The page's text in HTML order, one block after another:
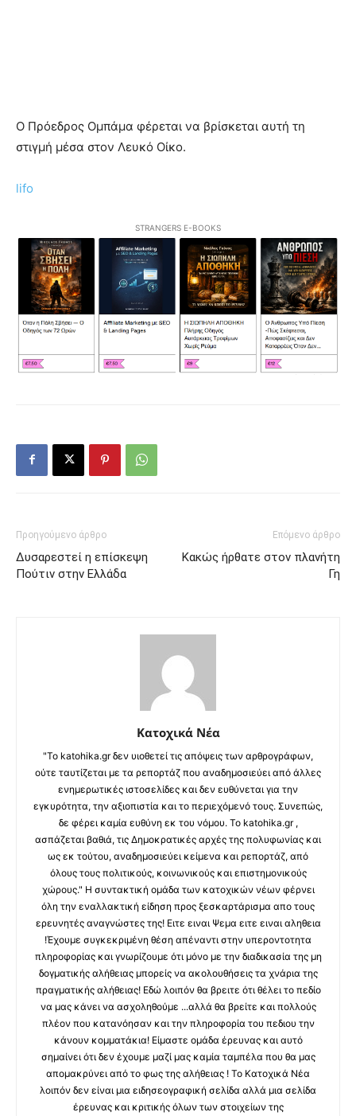
Ο Πρόεδρος Ομπάμα φέρεται να βρίσκεται αυτή τη
στιγμή μέσα στον Λευκό Οίκο.
lifo
STRANGERS E-BOOKS
Προηγούμενο άρθρο
Δυσαρεστεί η επίσκεψη
Πούτιν στην Ελλάδα
Επόμενο άρθρο
Κακώς ήρθατε στον πλανήτη
Γη
Κατοχικά Νέα
"Το katohika.gr δεν υιοθετεί τις απόψεις των αρθρογράφων,
ούτε ταυτίζεται με τα ρεπορτάζ που αναδημοσιεύει από άλλες
ενημερωτικές ιστοσελίδες και δεν ευθύνεται για την
εγκυρότητα, την αξιοπιστία και το περιεχόμενό τους. Συνεπώς,
δε φέρει καμία ευθύνη εκ του νόμου. Το katohika.gr ,
ασπάζεται βαθιά, τις Δημοκρατικές αρχές της πολυφωνίας και
ως εκ τούτου, αναδημοσιεύει κείμενα και ρεπορτάζ, από
όλους τους πολιτικούς, κοινωνικούς και επιστημονικούς
χώρους." Η συντακτική ομάδα των κατοχικών νέων φέρνει
όλη την εναλλακτική είδηση προς ξεσκαρτάρισμα απο τους
ερευνητές αναγνώστες της! Ειτε ειναι Ψεμα ειτε ειναι αληθεια
!Έχουμε συγκεκριμένη θέση απέναντι στην υπεροντοτητα
πληροφορίας και γνωρίζουμε ότι μόνο με την διαδικασία της μη
δογματικής αλήθειας μπορείς να ακολουθήσεις τα χνάρια της
πραγματικής αλήθειας! Εδώ λοιπόν θα βρειτε ότι θέλει το πεδίο
να μας κάνει να ασχοληθούμε ...αλλά θα βρείτε και πολλούς
πλέον που κατανόησαν και την πληροφορία του πεδιου την
κάνουν κομματάκια! Είμαστε ομάδα έρευνας και αυτό
σημαίνει ότι δεν έχουμε μαζί μας καμία ταμπέλα που θα μας
απομακρύνει από το φως της αλήθειας ! Το Κατοχικά Νέα
λοιπόν δεν είναι μια ειδησεογραφική σελίδα αλλά μια σελίδα
έρευνας και κριτικής όλων των στοιχείων της